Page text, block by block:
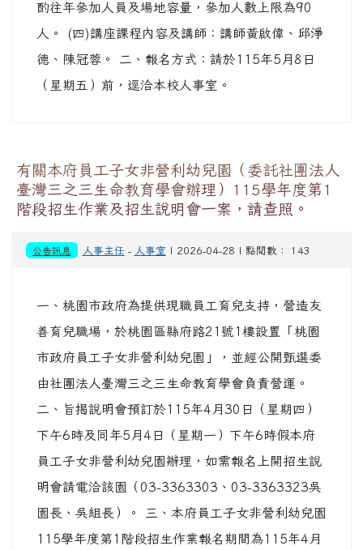
酌往年參加人員及場地容量，參加人數上限為90
人。 (四)講座課程內容及講師：講師黃啟偉、邱淨
德、陳冠蓉。 二、報名方式：請於115年5月8日
（星期五）前，逕洽本校人事室。
有關本府員工子女非營利幼兒園（委託社團法人
臺灣三之三生命教育學會辦理）115學年度第1
階段招生作業及招生說明會一案，請查照。
公告訊息 人事主任 - 人事室 | 2026-04-28 | 點閱數： 143
一、桃園市政府為提供現職員工育兒支持，營造友
善育兒職場，於桃園區縣府路21號1樓設置「桃園
市政府員工子女非營利幼兒園」，並經公開甄選委
由社團法人臺灣三之三生命教育學會負責營運。
二、旨揭說明會預訂於115年4月30日（星期四）
下午6時及同年5月4日（星期一）下午6時假本府
員工子女非營利幼兒園辦理，如需報名上開招生說
明會請電洽該園（03-3363303、03-3363323吳
園長、吳組長）。 三、本府員工子女非營利幼兒園
115學年度第1階段招生作業報名期間為115年4月